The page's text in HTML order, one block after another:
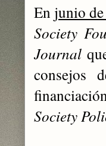
En junio
Society
Journal
consejos
Society